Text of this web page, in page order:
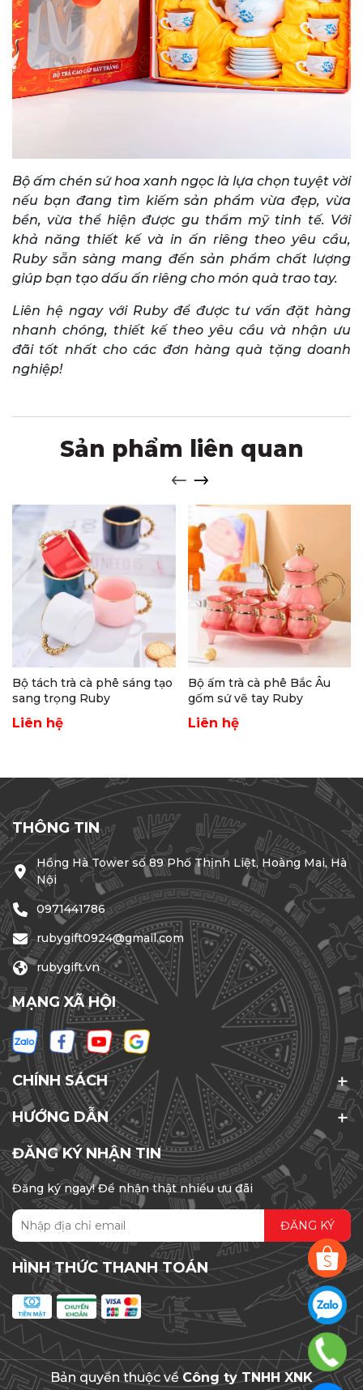
Bộ ấm chén sứ hoa xanh ngọc là lựa chọn tuyệt vời
nếu bạn đang tìm kiếm sản phẩm vừa đẹp, vừa
bền, vừa thể hiện được gu thẩm mỹ tinh tế. Với
khả năng thiết kế và in ấn riêng theo yêu cầu,
Ruby sẵn sàng mang đến sản phẩm chất lượng
giúp bạn tạo dấu ấn riêng cho món quà trao tay.
Liên hệ ngay với Ruby để được tư vấn đặt hàng
nhanh chóng, thiết kế theo yêu cầu và nhận ưu
đãi tốt nhất cho các đơn hàng quà tặng doanh
nghiệp!
Sản phẩm liên quan
Bộ tách trà cà phê sáng tạo
sang trọng Ruby
Liên hệ
Bộ ấm trà cà phê Bắc Âu
gốm sứ vẽ tay Ruby
Liên hệ
THÔNG TIN
Hồng Hà Tower số 89 Phố Thịnh Liệt, Hoàng Mai, Hà
Nội
0971441786
rubygift0924@gmail.com
rubygift.vn
MẠNG XÃ HỘI
CHÍNH SÁCH
HƯỚNG DẪN
ĐĂNG KÝ NHẬN TIN
Đăng ký ngay! Để nhận thật nhiều ưu đãi
ĐĂNG KÝ
HÌNH THỨC THANH TOÁN
Bản quyền thuộc về Công ty TNHH XNK